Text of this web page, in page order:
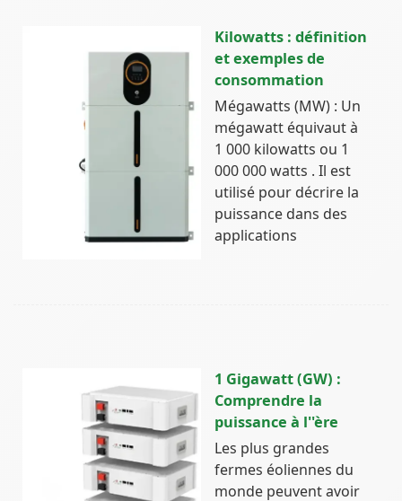
Kilowatts : définition
et exemples de
consommation
Mégawatts (MW) : Un
mégawatt équivaut à
1 000 kilowatts ou 1
000 000 watts . Il est
utilisé pour décrire la
puissance dans des
applications
1 Gigawatt (GW) :
Comprendre la
puissance à l''ère
Les plus grandes
fermes éoliennes du
monde peuvent avoir